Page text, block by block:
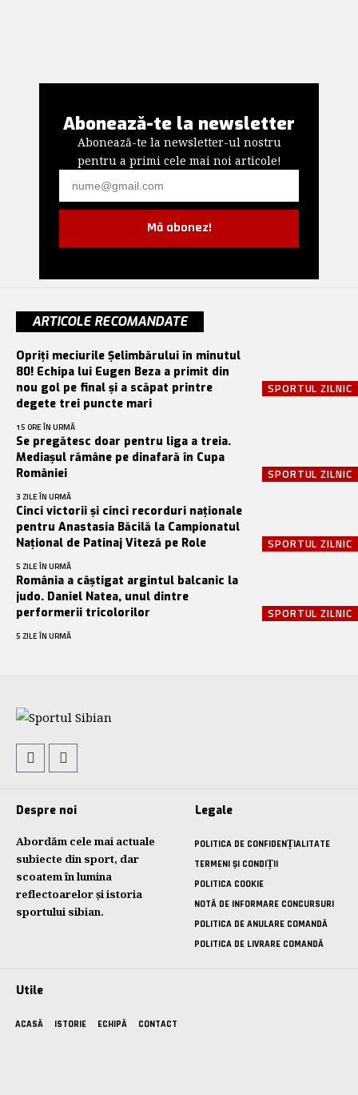
Abonează-te la newsletter
Abonează-te la newsletter-ul nostru
pentru a primi cele mai noi articole!
Mă abonez!
ARTICOLE RECOMANDATE
SPORTUL ZILNIC
Opriți meciurile Șelimbărului în minutul
80! Echipa lui Eugen Beza a primit din
nou gol pe final și a scăpat printre
degete trei puncte mari
15 ORE ÎN URMĂ
SPORTUL ZILNIC
Se pregătesc doar pentru liga a treia.
Mediașul rămâne pe dinafară în Cupa
României
3 ZILE ÎN URMĂ
SPORTUL ZILNIC
Cinci victorii și cinci recorduri naționale
pentru Anastasia Băcilă la Campionatul
Național de Patinaj Viteză pe Role
5 ZILE ÎN URMĂ
SPORTUL ZILNIC
România a câștigat argintul balcanic la
judo. Daniel Natea, unul dintre
performerii tricolorilor
5 ZILE ÎN URMĂ
Despre noi
Abordăm cele mai actuale
subiecte din sport, dar
scoatem în lumina
reflectoarelor și istoria
sportului sibian.
Legale
POLITICA DE CONFIDENȚIALITATE
TERMENI ȘI CONDIȚII
POLITICA COOKIE
NOTĂ DE INFORMARE CONCURSURI
POLITICA DE ANULARE COMANDĂ
POLITICA DE LIVRARE COMANDĂ
Utile
ACASĂ ISTORIE ECHIPĂ CONTACT